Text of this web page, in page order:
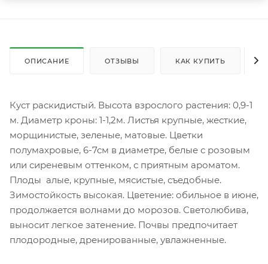
ОПИСАНИЕ ОТЗЫВЫ КАК КУПИТЬ
Куст раскидистый. Высота взрослого растения: 0,9-1
м. Диаметр кроны: 1-1,2м. Листья крупные, жесткие,
морщинистые, зеленые, матовые. Цветки
полумахровые, 6-7см в диаметре, белые с розовым
или сиреневым оттенком, с приятным ароматом.
Плоды алые, крупные, мясистые, съедобные.
Зимостойкость высокая. Цветение: обильное в июне,
продолжается волнами до морозов. Светолюбива,
выносит легкое затенение. Почвы предпочитает
плодородные, дренированные, увлажненные.